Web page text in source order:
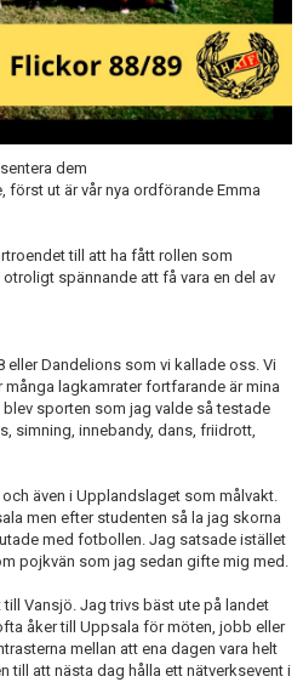
dem
först ut är vår nya ordförande Emma
till att ha fått rollen som
spännande att få vara en del av
Dandelions som vi kallade oss. Vi
lagkamrater fortfarande är mina
sporten som jag valde så testade
simning, innebandy, dans, friidrott,
även i Upplandslaget som målvakt.
men efter studenten så la jag skorna
med fotbollen. Jag satsade istället
pojkvän som jag sedan gifte mig med.
Vansjö. Jag trivs bäst ute på landet
åker till Uppsala för möten, jobb eller
mellan att ena dagen vara helt
till att nästa dag hålla ett nätverksevent i